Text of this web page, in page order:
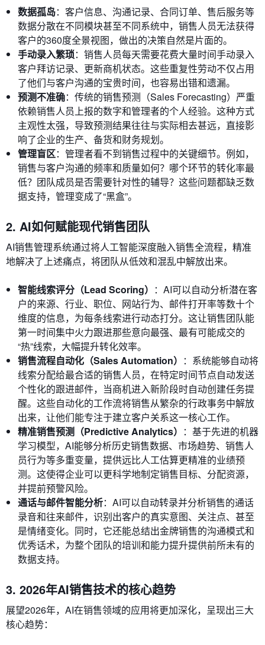
数据孤岛：客户信息、沟通记录、合同订单、售后服务等
数据分散在不同模块甚至不同系统中，销售人员无法获得
客户的360度全景视图，做出的决策自然是片面的。
手动录入繁琐：销售人员每天需要花费大量时间手动录入
客户拜访记录、更新商机状态。这些重复性劳动不仅占用
了他们与客户沟通的宝贵时间，也容易出错和遗漏。
预测不准确：传统的销售预测（Sales Forecasting）严重
依赖销售人员上报的数字和管理者的个人经验。这种方式
主观性太强，导致预测结果往往与实际相去甚远，直接影
响了企业的生产、备货和财务规划。
管理盲区：管理者看不到销售过程中的关键细节。例如，
销售与客户沟通的频率和质量如何？哪个环节的转化率最
低？团队成员是否需要针对性的辅导？这些问题都缺乏数
据支持，管理变成了“黑盒”。
2. AI如何赋能现代销售团队
AI销售管理系统通过将人工智能深度融入销售全流程，精准
地解决了上述痛点，将团队从低效和混乱中解放出来。
智能线索评分（Lead Scoring） ：AI可以自动分析潜在客
户的来源、行业、职位、网站行为、邮件打开率等数十个
维度的信息，为每条线索进行动态打分。这让销售团队能
第一时间集中火力跟进那些意向最强、最有可能成交的
“热”线索，大幅提升转化效率。
销售流程自动化（Sales Automation） ：系统能够自动将
线索分配给最合适的销售人员，在特定时间节点自动发送
个性化的跟进邮件，当商机进入新阶段时自动创建任务提
醒。这些自动化的工作流将销售从繁杂的行政事务中解放
出来，让他们能专注于建立客户关系这一核心工作。
精准销售预测（Predictive Analytics） ：基于先进的机器
学习模型，AI能够分析历史销售数据、市场趋势、销售人
员行为等多重变量，提供远比人工估算更精准的业绩预
测。这使得企业可以更科学地制定销售目标、分配资源，
并提前预警风险。
通话与邮件智能分析：AI可以自动转录并分析销售的通话
录音和往来邮件，识别出客户的真实意图、关注点、甚至
是情绪变化。同时，它还能总结出金牌销售的沟通模式和
优秀话术，为整个团队的培训和能力提升提供前所未有的
数据支持。
3. 2026年AI销售技术的核心趋势
展望2026年，AI在销售领域的应用将更加深化，呈现出三大
核心趋势：